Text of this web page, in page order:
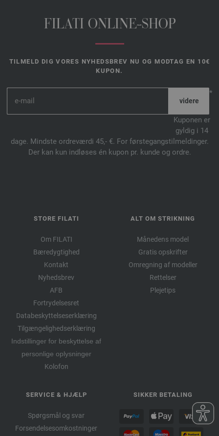
FILATI ONLINE-SHOP
TILMELD DIG VORES NYHEDSBREV NU OG MODTAG EN 10€
KUPON.
*
Kuponen er
gyldig i 14
dage. Mindste ordreværdi 45,- €. For førstegangstilmeldinger.
Der kan kun indløses én kupon pr. kunde og ordre.
STORE FILATI
Om FILATI
Bæredygtighed
Kontakt
Nyhedsbrev
AFB
Fortrydelsesret
Databeskyttelseserklæring
Tilgængelighedserklæring
Indstillinger for beskyttelse af
personlige oplysninger
Kolofon
ALT OM STRIKNING
Månedens model
Gratis opskrifter
Omregning af modeller
Rettelser
Plejetips
SERVICE & HJÆLP
Spørgsmål og svar
Forsendelsesomkostninger
SIKKER BETALING